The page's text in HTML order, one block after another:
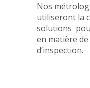
Nos
utiliseront la
solutions
en matière
d’inspection.